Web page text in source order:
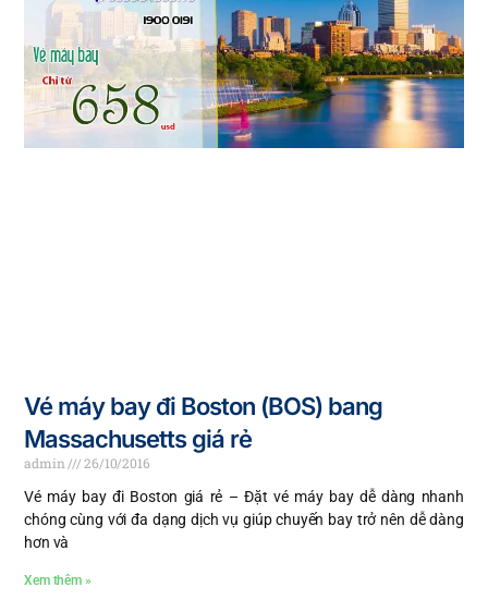
Vé máy bay đi Boston (BOS) bang
Massachusetts giá rẻ
admin
26/10/2016
Vé máy bay đi Boston giá rẻ – Đặt vé máy bay dễ dàng nhanh
chóng cùng với đa dạng dịch vụ giúp chuyến bay trở nên dễ dàng
hơn và
Xem thêm »